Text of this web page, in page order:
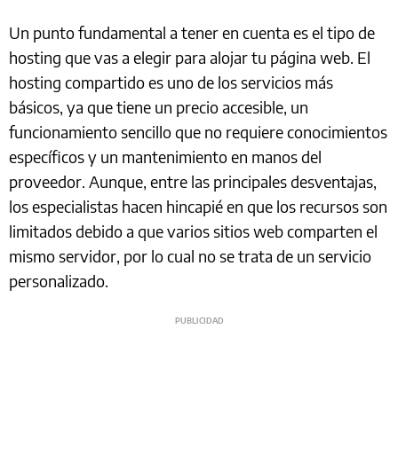
Un punto fundamental a tener en cuenta es el tipo de
hosting que vas a elegir para alojar tu página web. El
hosting compartido es uno de los servicios más
básicos, ya que tiene un precio accesible, un
funcionamiento sencillo que no requiere conocimientos
específicos y un mantenimiento en manos del
proveedor. Aunque, entre las principales desventajas,
los especialistas hacen hincapié en que los recursos son
limitados debido a que varios sitios web comparten el
mismo servidor, por lo cual no se trata de un servicio
personalizado.